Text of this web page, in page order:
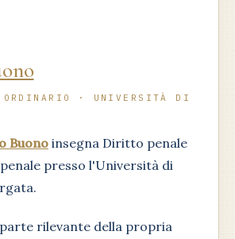
ORDINARIO · UNIVERSITÀ DI
Buono insegna Diritto penale
presso l'Università di
rilevante della propria